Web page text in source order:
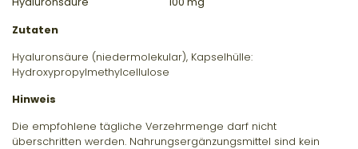
Zutaten
Hyaluronsäure (niedermolekular), Kapselhülle:
Hydroxypropylmethylcellulose
Hinweis
Die empfohlene tägliche Verzehrmenge darf nicht
überschritten werden. Nahrungsergänzungsmittel sind kein